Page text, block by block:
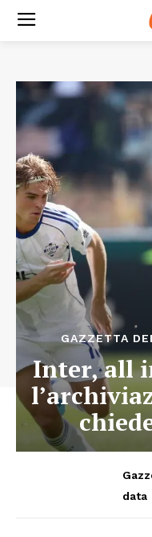
GAZZETTA
Inter, all
data